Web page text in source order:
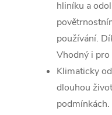
hliníku a
používání.
Vhodný i
Klimaticky
dlouhou
podmínkách.